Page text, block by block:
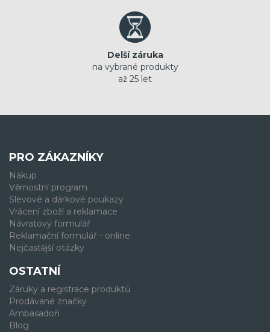
Delší záruka
na vybrané produkty
až 25 let
PRO ZÁKAZNÍKY
Nákup
Věrnostní program
Slevové a dárkové poukazy
Vrácení zboží a reklamace
Návratový formulář
Reklamační formulář - online
Nejčastější otázky
OSTATNÍ
Záruky a registrace produktů
Prodávané značky
Ambasadoři
Blog